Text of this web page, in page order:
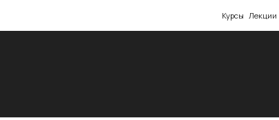
Лекции Конференции